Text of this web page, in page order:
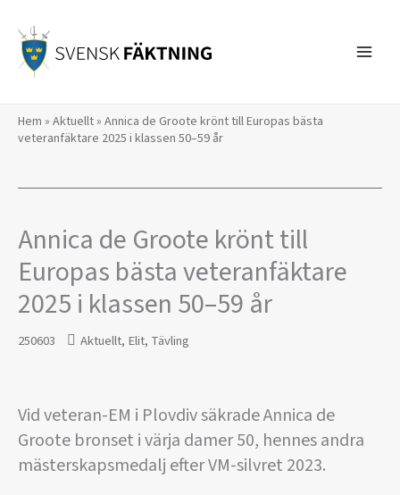
innehåll
Hem » Aktuellt» Annica de Groote krönt till Europas bästa
veteranfäktare 2025 i klassen 50–59 år
Annica de Groote krönt till
Europas bästa veteranfäktare
2025 i klassen 50–59 år
250603 Aktuellt, Elit, Tävling
Vid veteran-EM i Plovdiv säkrade Annica de
Groote bronset i värja damer 50, hennes andra
mästerskapsmedalj efter VM-silvret 2023.